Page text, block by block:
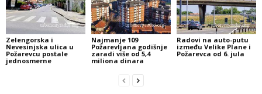
Zelengorska i
Nevesinjska ulica u
Požarevcu postale
jednosmerne
Najmanje 109
Požarevljana godišnje
zaradi više od 5,4
miliona dinara
Radovi na auto-putu
između Velike Plane i
Požarevca od 6. jula